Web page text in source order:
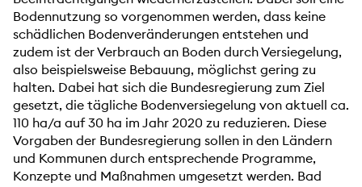
Bodennutzung so vorgenommen werden, dass keine
schädlichen Bodenveränderungen entstehen und
zudem ist der Verbrauch an Boden durch Versiegelung,
also beispielsweise Bebauung, möglichst gering zu
halten. Dabei hat sich die Bundesregierung zum Ziel
gesetzt, die tägliche Bodenversiegelung von aktuell ca.
110 ha/a auf 30 ha im Jahr 2020 zu reduzieren. Diese
Vorgaben der Bundesregierung sollen in den Ländern
und Kommunen durch entsprechende Programme,
Konzepte und Maßnahmen umgesetzt werden. Bad